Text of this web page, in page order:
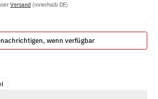
Versand (innerhalb DE)
wenn verfügbar